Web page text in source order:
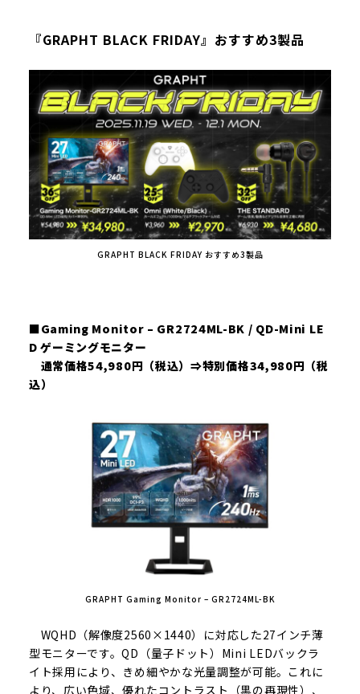
『GRAPHT BLACK FRIDAY』おすすめ3製品
GRAPHT BLACK FRIDAY おすすめ3製品
■Gaming Monitor – GR2724ML-BK / QD-Mini LE
D ゲーミングモニター
通常価格54,980円（税込）⇒特別価格34,980円（税
込）
GRAPHT Gaming Monitor – GR2724ML-BK
WQHD（解像度2560×1440）に対応した27インチ薄
型モニターです。QD（量子ドット）Mini LEDバックラ
イト採用により、きめ細やかな光量調整が可能。これに
より、広い色域、優れたコントラスト（黒の再現性）、